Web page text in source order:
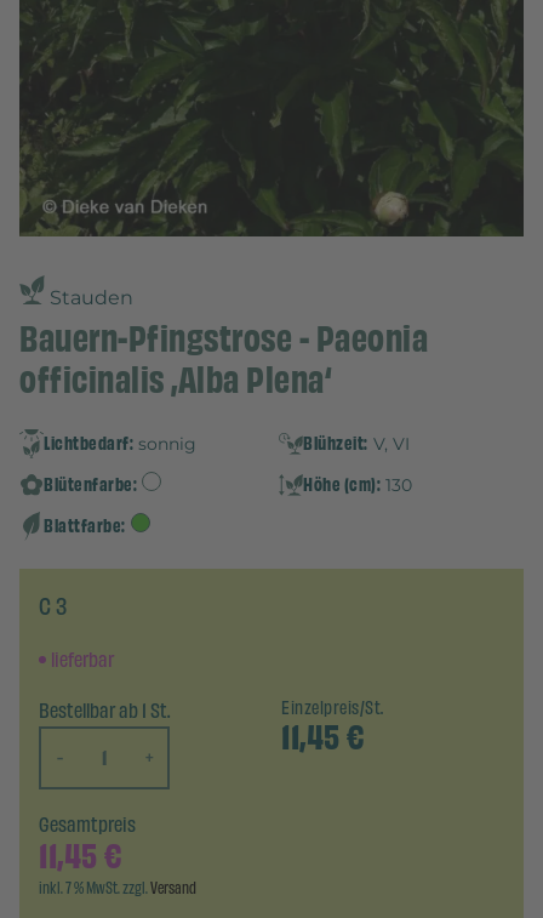
Stauden
Bauern-Pfingstrose - Paeonia
officinalis ‚Alba Plena‘
Lichtbedarf: sonnig Blühzeit: V, VI
Blütenfarbe: Höhe (cm): 130
Blattfarbe:
C 3
lieferbar
Bestellbar ab 1 St.
-
+
Einzelpreis/St.
11,45€
Gesamtpreis
11,45€
inkl. 7 % MwSt. zzgl.Versand